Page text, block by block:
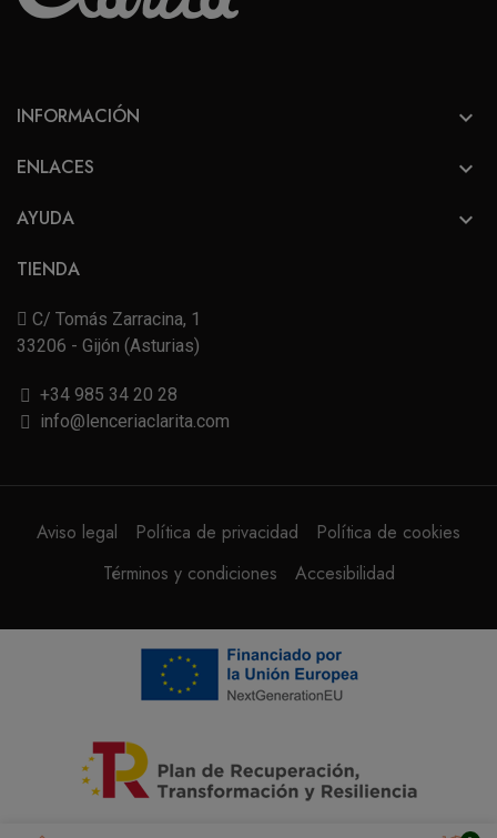
INFORMACIÓN 
ENLACES 
AYUDA 
TIENDA
C/ Tomás Zarracina, 1
33206 - Gijón (Asturias)
+34 985 34 20 28
info@lenceriaclarita.com
Aviso legal Política de privacidad
Política de cookies
Términos y condiciones
Accesibilidad